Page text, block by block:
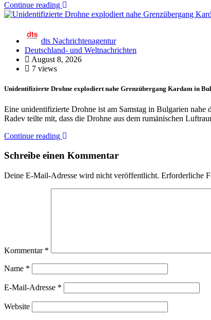
Continue reading
dts Nachrichtenagentur
Deutschland- und Weltnachrichten
August 8, 2026
7 views
Unidentifizierte Drohne explodiert nahe Grenzübergang Kardam in
Eine unidentifizierte Drohne ist am Samstag in Bulgarien
Radev teilte mit, dass die Drohne aus dem rumänischen
Continue reading
Schreibe einen Kommentar
Deine E-Mail-Adresse wird nicht veröffentlicht. Erforderliche
Kommentar *
Name *
E-Mail-Adresse *
Website